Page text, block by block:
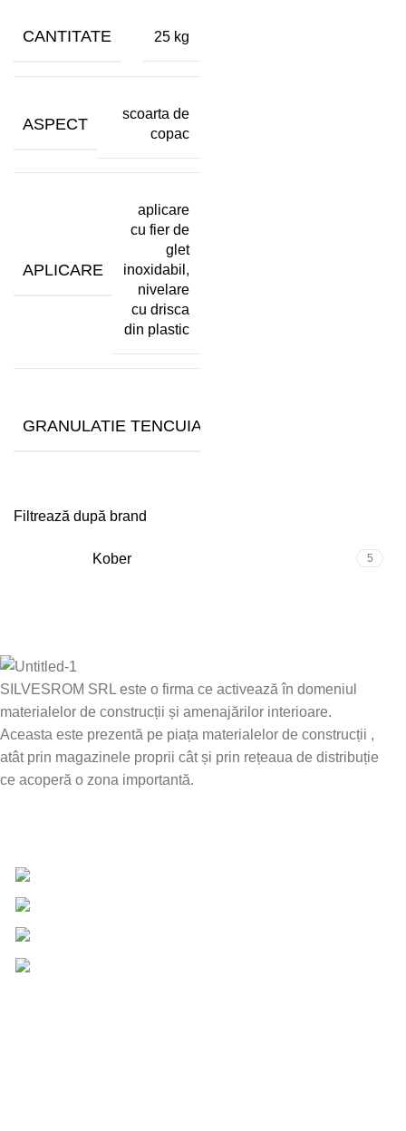
Filtrează după brand
Kober 5
CANTITATE 25 kg
ASPECT
scoarta de
copac
APLICARE
aplicare
cu fier de
glet
inoxidabil,
nivelare
cu drisca
din plastic
GRANULATIE TENCUIALA (MM)
SILVESROM SRL este o firma ce activează în domeniul
materialelor de construcții și amenajărilor interioare.
Aceasta este prezentă pe piața materialelor de construcții ,
atât prin magazinele proprii cât și prin rețeaua de distribuție
ce acoperă o zona importantă.